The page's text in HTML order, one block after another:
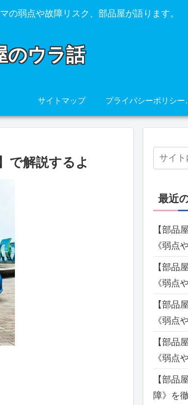
の弱点や故障リスク、部品屋が語ります。
のウラ話
サイトマップ プライ
で解説するよ
最近
【部品
《弱点
【部品
《弱点
【部品
《弱点
【部品
《弱点
【部品
障》を